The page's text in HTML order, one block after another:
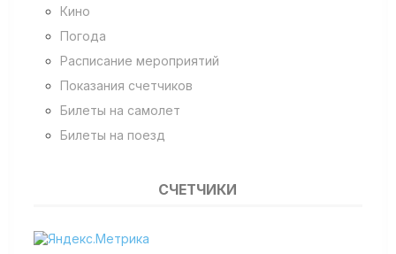
Кино
Погода
Расписание мероприятий
Показания счетчиков
Билеты на самолет
Билеты на поезд
СЧЕТЧИКИ